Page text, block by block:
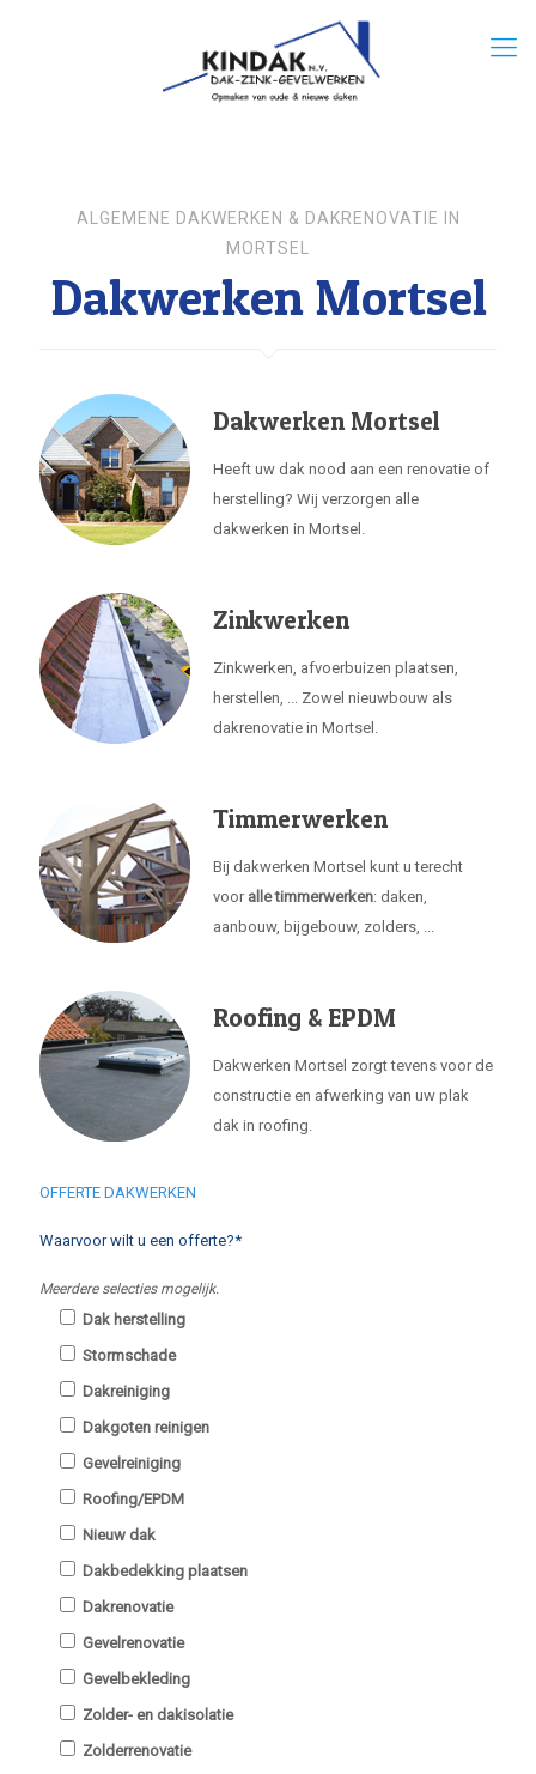
ALGEMENE DAKWERKEN & DAKRENOVATIE IN
MORTSEL
Dakwerken Mortsel
Dakwerken Mortsel
Heeft uw dak nood aan een renovatie of
herstelling? Wij verzorgen alle
dakwerken in Mortsel.
Zinkwerken
Zinkwerken, afvoerbuizen plaatsen,
herstellen, ... Zowel nieuwbouw als
dakrenovatie in Mortsel.
Timmerwerken
Bij dakwerken Mortsel kunt u terecht
voor alle timmerwerken: daken,
aanbouw, bijgebouw, zolders, ...
Roofing & EPDM
Dakwerken Mortsel zorgt tevens voor de
constructie en afwerking van uw plak
dak in roofing.
OFFERTE DAKWERKEN
Waarvoor wilt u een offerte?*
Meerdere selecties mogelijk.
Dak herstelling
Stormschade
Dakreiniging
Dakgoten reinigen
Gevelreiniging
Roofing/EPDM
Nieuw dak
Dakbedekking plaatsen
Dakrenovatie
Gevelrenovatie
Gevelbekleding
Zolder- en dakisolatie
Zolderrenovatie